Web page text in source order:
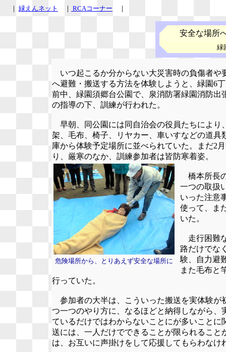
｜ 緑えんネット ｜ RCAコーナー ｜
安全な場所
緑
いつ起こるか分からない大災害時の負傷者や
へ避難・搬送する方法を体験しようと、緑園6
前中、緑園須郷台公園で、泉消防署緑園消防出
の指導の下、訓練が行われた。
早朝、同公園には同自治会の役員たちにより
架、毛布、椅子、リヤカー、車いすなどの道具
庫から体験予定場所に並べられていた。まだ2
り、厳寒のなか、訓練参加者は皆防寒着姿。
危険場所から、とりあえず安全な場所に
橋本所長
一つの取扱
いった注意
使って、ま
いた。
走行困難
路だけでな
験、自力避
また毛布と
行っていた。
参加者の大半は、こういった搬送を実体験が
つ一つのやり方に、なるほどと納得しながら、
ているだけではわからないことにが多いことに
送には、一人だけでできることが限られること
は、お互いに声掛けをして応援してもらわなけ